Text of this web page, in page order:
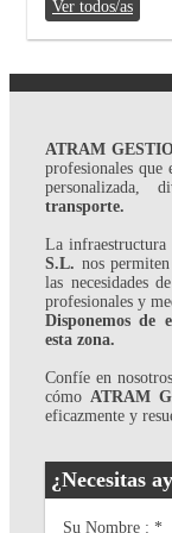
Ver todos/as
ATRAM
profesionales que
personalizada,
transporte.
La
S.L. nos
las necesidades
profesionales y
Disponemos de
esta zona.
Confíe en
cómo ATRAM
eficazmente y
¿Necesitas
Su Nombre : *